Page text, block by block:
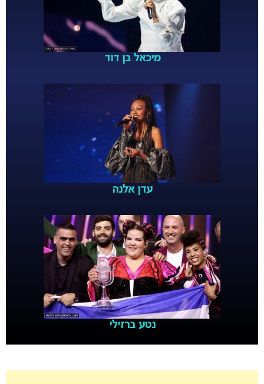
מיכאל בן דוד
עדן אלנה
נטע ברזילי